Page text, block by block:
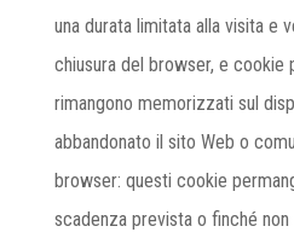
una durata limitata alla visita e
chiusura del browser, e cookie
rimangono memorizzati sul
abbandonato il sito Web o
browser: questi cookie
scadenza prevista o finché non